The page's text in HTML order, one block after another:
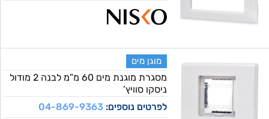
מוגן מים
מסגרת מוגנת מים 60 מ”מ לבנה 2 מודול
ניסקו סוויץ’
לפרטים נוספים:04-869-9363